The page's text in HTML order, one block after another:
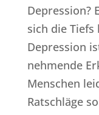
Depression?
sich die Tiefs
Depression
nehmende
Menschen
Ratschläge